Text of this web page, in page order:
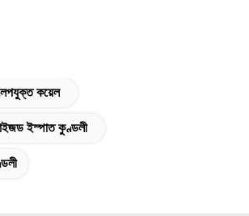
কয়েল
ইস্পাত কুণ্ডলী